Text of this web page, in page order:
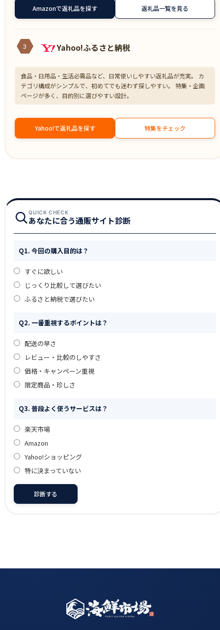
Amazonで返礼品を探す 返礼品一覧を見る
3 Yahoo!ふるさと納税
食品・日用品・生活必需品など、日常使いしやすい返礼品が充実。 カ
テゴリ構成がシンプルで、初めてでも迷わず探しやすい。 特集・企画
ページが多く、目的別に選びやすい設計。
Yahoo!で返礼品を探す 特集をチェック
QUICK CHECK
あなたに合う通販サイト診断
Q1. 今回の購入目的は？
すぐに欲しい
じっくり比較して選びたい
ふるさと納税で選びたい
Q2. 一番重視するポイントは？
配送の早さ
レビュー・比較のしやすさ
価格・キャンペーン重視
限定商品・珍しさ
Q3. 普段よく使うサービスは？
楽天市場
Amazon
Yahoo!ショッピング
特に決まっていない
診断する